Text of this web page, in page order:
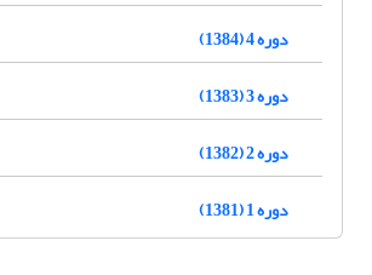
دوره 4 (1384)
دوره 3 (1383)
دوره 2 (1382)
دوره 1 (1381)